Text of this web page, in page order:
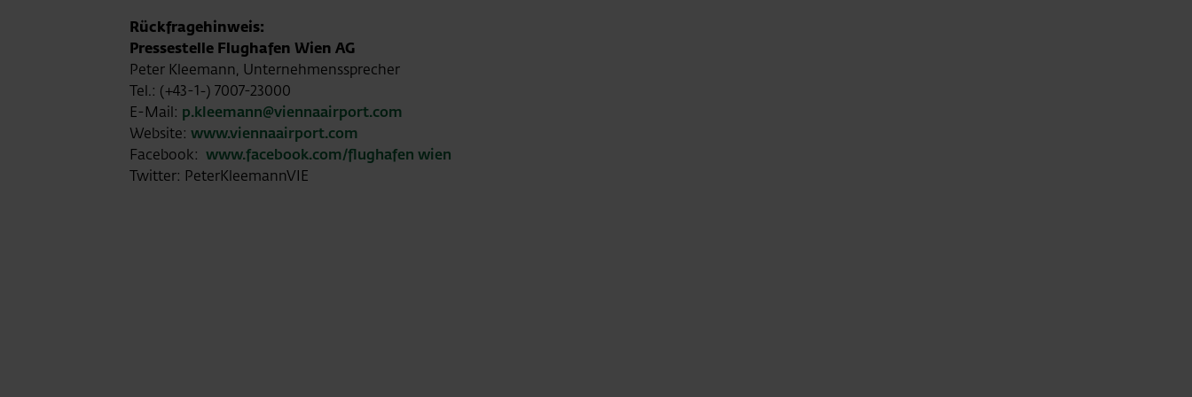
Rückfragehinweis:
Pressestelle Flughafen Wien AG
Peter Kleemann, Unternehmenssprecher
Tel.: (+43-1-) 7007-23000
E-Mail: p.kleemann@viennaairport.com
Website: www.viennaairport.com
Facebook: www.facebook.com/flughafen wien
Twitter: PeterKleemannVIE